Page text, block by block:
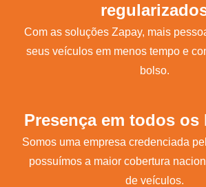
Com as soluções Zapay, mais
seus veículos em menos tempo e
bolso.
Presença em todos os
Somos uma empresa credenciada
possuímos a maior cobertura
de veículos.